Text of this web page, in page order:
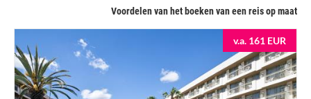
Voordelen van het boeken van een reis op maat
v.a. 161 EUR